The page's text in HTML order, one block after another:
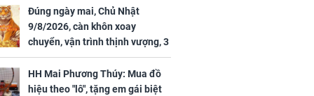
cuối
lịch, 3 con
phát Tài
trăm bề,
Phượng
trọn cơ
Đúng ngày mai, Chủ Nhật
9/8/2026, càn khôn xoay
chuyển, vận trình thịnh vượng, 3
con giáp nhận phúc khí nhà trời,
tình tiền đỏ như son, vận may
hanh thông
HH Mai Phương Thúy: Mua đồ
hiệu theo "lô", tặng em gái biệt